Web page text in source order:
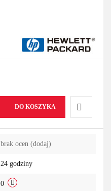
DO KOSZYKA
Do
brak ocen (dodaj)
24 godziny
0